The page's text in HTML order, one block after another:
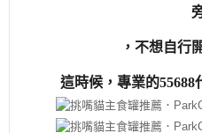
，不想自行
這時候，專業的